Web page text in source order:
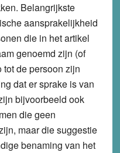
Belangrijkste
aansprakelijkheid
die in het artikel
genoemd zijn (of
de persoon zijn
dat er sprake is van
bijvoorbeeld ook
die geen
maar die suggestie
benaming van het